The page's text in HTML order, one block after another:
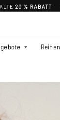
20 % RABATT
Reihen